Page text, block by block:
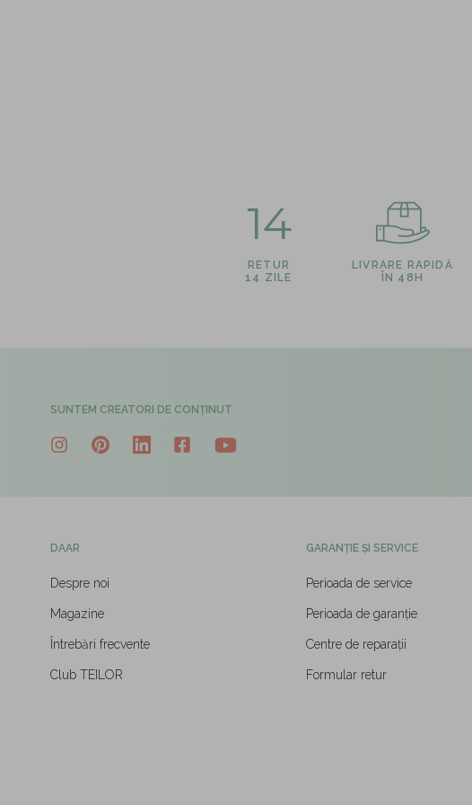
14
RETUR
14 ZILE
LIVRARE RAPIDĂ
ÎN 48H
SUNTEM CREATORI DE CONȚINUT
DAAR
Despre noi
Magazine
Întrebări frecvente
Club TEILOR
GARANȚIE ȘI SERVICE
Perioada de service
Perioada de garanție
Centre de reparații
Formular retur